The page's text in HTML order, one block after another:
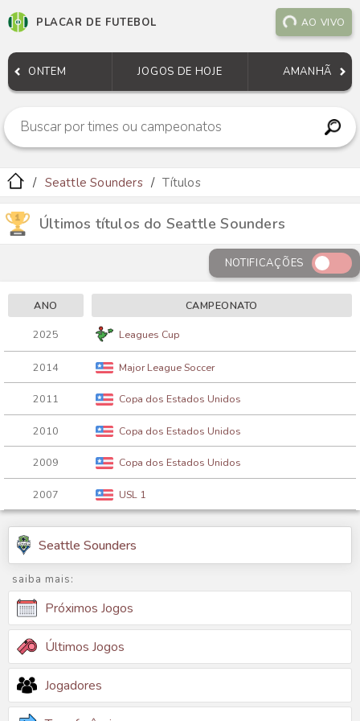
PLACAR DE FUTEBOL AO VIVO
ONTEM JOGOS DE HOJE AMANHÃ
Seattle Sounders Títulos
Últimos títulos do Seattle Sounders
NOTIFICAÇÕES
ANO CAMPEONATO
2025 Leagues Cup
2014 Major League Soccer
2011 Copa dos Estados Unidos
2010 Copa dos Estados Unidos
2009 Copa dos Estados Unidos
2007 USL 1
Seattle Sounders
saiba mais:
Próximos Jogos
Últimos Jogos
Jogadores